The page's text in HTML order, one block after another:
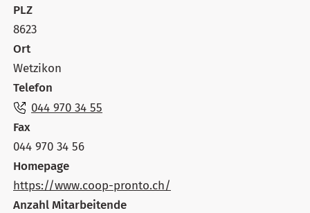
PLZ
8623
Ort
Wetzikon
Telefon
044 970 34 55
Fax
044 970 34 56
Homepage
https://www.coop-pronto.ch/
Anzahl Mitarbeitende